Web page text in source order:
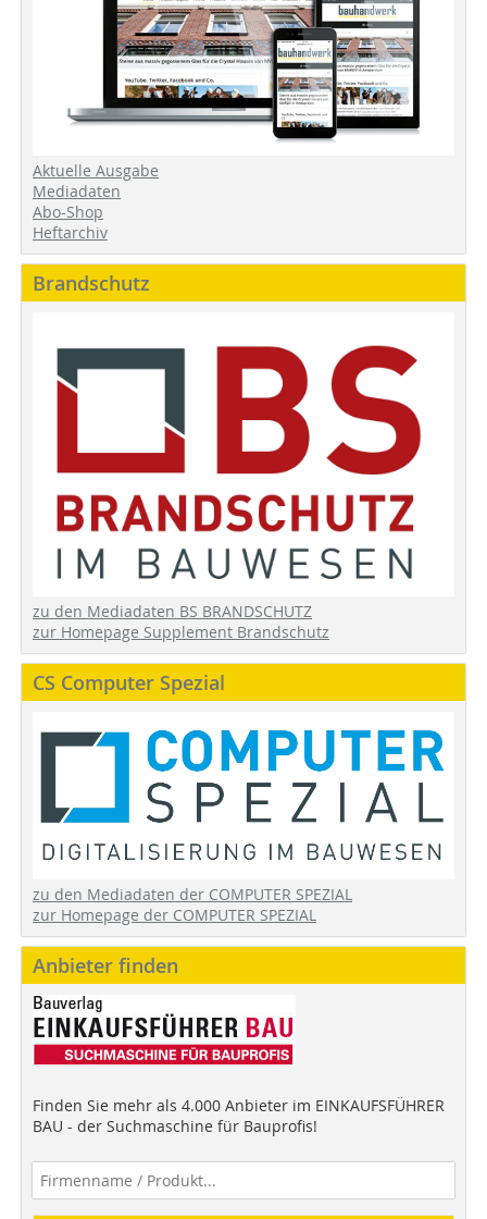
Aktuelle Ausgabe
Mediadaten
Abo-Shop
Heftarchiv
Brandschutz
zu den Mediadaten BS BRANDSCHUTZ
zur Homepage Supplement Brandschutz
CS Computer Spezial
zu den Mediadaten der COMPUTER SPEZIAL
zur Homepage der COMPUTER SPEZIAL
Anbieter finden
Finden Sie mehr als 4.000 Anbieter im EINKAUFSFÜHRER
BAU - der Suchmaschine für Bauprofis!